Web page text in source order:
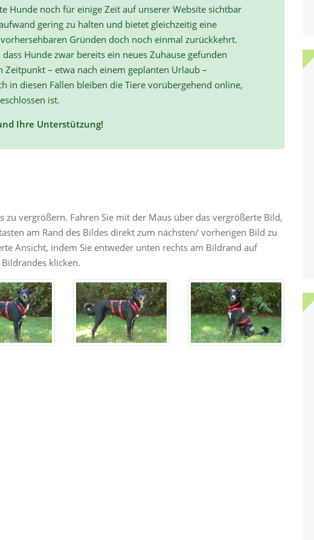
Hunde noch für einige Zeit auf unserer Website sichtbar
gering zu halten und bietet gleichzeitig eine
Gründen doch noch einmal zurückkehrt.
Hunde zwar bereits ein neues Zuhause gefunden
Zeitpunkt – etwa nach einem geplanten Urlaub –
in diesen Fällen bleiben die Tiere vorübergehend online,
ist.
Ihre Unterstützung!
zu vergrößern. Fahren Sie mit der Maus über das vergrößerte Bild,
am Rand des Bildes direkt zum nächsten/ vorherigen Bild zu
Ansicht, indem Sie entweder unten rechts am Bildrand auf
klicken.